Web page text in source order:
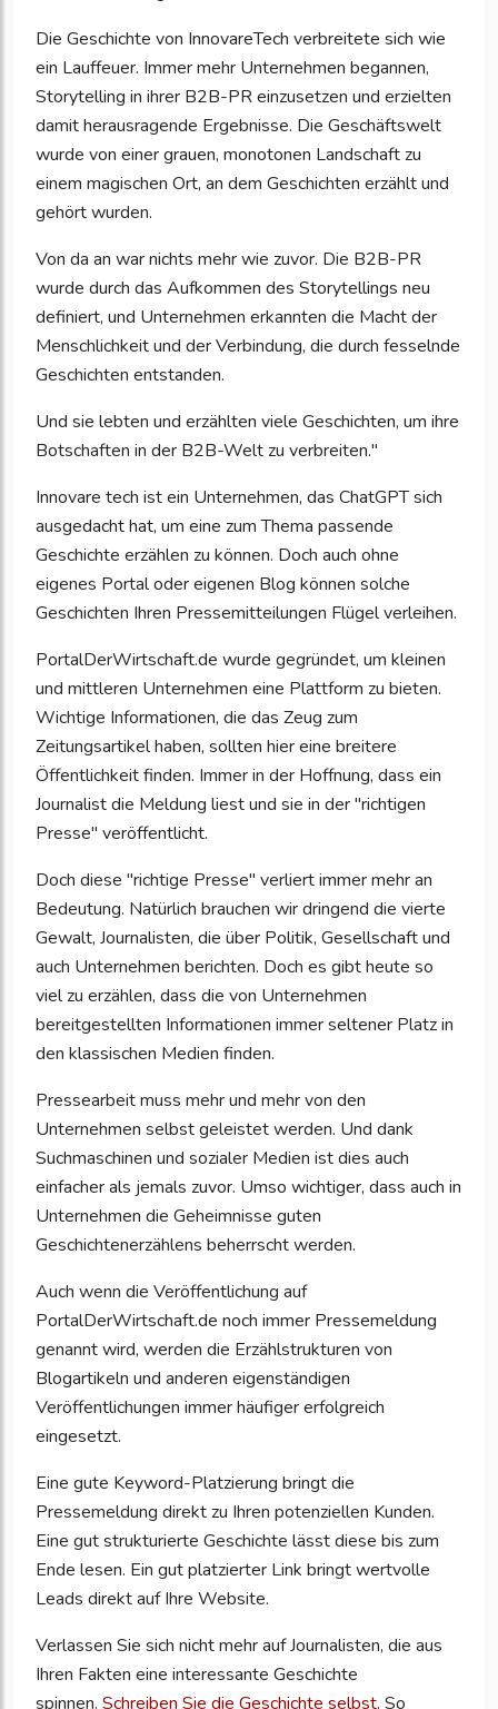
Die Geschichte von InnovareTech verbreitete sich wie
ein Lauffeuer. Immer mehr Unternehmen begannen,
Storytelling in ihrer B2B-PR einzusetzen und erzielten
damit herausragende Ergebnisse. Die Geschäftswelt
wurde von einer grauen, monotonen Landschaft zu
einem magischen Ort, an dem Geschichten erzählt und
gehört wurden.
Von da an war nichts mehr wie zuvor. Die B2B-PR
wurde durch das Aufkommen des Storytellings neu
definiert, und Unternehmen erkannten die Macht der
Menschlichkeit und der Verbindung, die durch fesselnde
Geschichten entstanden.
Und sie lebten und erzählten viele Geschichten, um ihre
Botschaften in der B2B-Welt zu verbreiten."
Innovare tech ist ein Unternehmen, das ChatGPT sich
ausgedacht hat, um eine zum Thema passende
Geschichte erzählen zu können. Doch auch ohne
eigenes Portal oder eigenen Blog können solche
Geschichten Ihren Pressemitteilungen Flügel verleihen.
PortalDerWirtschaft.de wurde gegründet, um kleinen
und mittleren Unternehmen eine Plattform zu bieten.
Wichtige Informationen, die das Zeug zum
Zeitungsartikel haben, sollten hier eine breitere
Öffentlichkeit finden. Immer in der Hoffnung, dass ein
Journalist die Meldung liest und sie in der "richtigen
Presse" veröffentlicht.
Doch diese "richtige Presse" verliert immer mehr an
Bedeutung. Natürlich brauchen wir dringend die vierte
Gewalt, Journalisten, die über Politik, Gesellschaft und
auch Unternehmen berichten. Doch es gibt heute so
viel zu erzählen, dass die von Unternehmen
bereitgestellten Informationen immer seltener Platz in
den klassischen Medien finden.
Pressearbeit muss mehr und mehr von den
Unternehmen selbst geleistet werden. Und dank
Suchmaschinen und sozialer Medien ist dies auch
einfacher als jemals zuvor. Umso wichtiger, dass auch in
Unternehmen die Geheimnisse guten
Geschichtenerzählens beherrscht werden.
Auch wenn die Veröffentlichung auf
PortalDerWirtschaft.de noch immer Pressemeldung
genannt wird, werden die Erzählstrukturen von
Blogartikeln und anderen eigenständigen
Veröffentlichungen immer häufiger erfolgreich
eingesetzt.
Eine gute Keyword-Platzierung bringt die
Pressemeldung direkt zu Ihren potenziellen Kunden.
Eine gut strukturierte Geschichte lässt diese bis zum
Ende lesen. Ein gut platzierter Link bringt wertvolle
Leads direkt auf Ihre Website.
Verlassen Sie sich nicht mehr auf Journalisten, die aus
Ihren Fakten eine interessante Geschichte
spinnen. Schreiben Sie die Geschichte selbst. So